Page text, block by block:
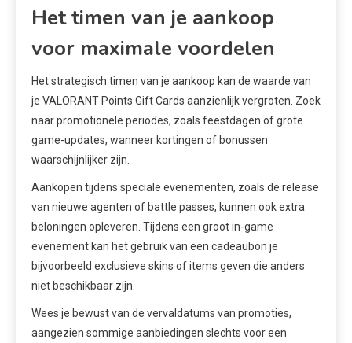
Het timen van je aankoop
voor maximale voordelen
Het strategisch timen van je aankoop kan de waarde van
je VALORANT Points Gift Cards aanzienlijk vergroten. Zoek
naar promotionele periodes, zoals feestdagen of grote
game-updates, wanneer kortingen of bonussen
waarschijnlijker zijn.
Aankopen tijdens speciale evenementen, zoals de release
van nieuwe agenten of battle passes, kunnen ook extra
beloningen opleveren. Tijdens een groot in-game
evenement kan het gebruik van een cadeaubon je
bijvoorbeeld exclusieve skins of items geven die anders
niet beschikbaar zijn.
Wees je bewust van de vervaldatums van promoties,
aangezien sommige aanbiedingen slechts voor een